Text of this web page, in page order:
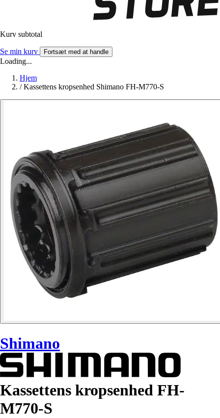
Kurv subtotal
Se min kurv Fortsæt med at handle
Loading...
Hjem
/ Kassettens kropsenhed Shimano FH-M770-S
Shimano
Kassettens kropsenhed FH-
M770-S